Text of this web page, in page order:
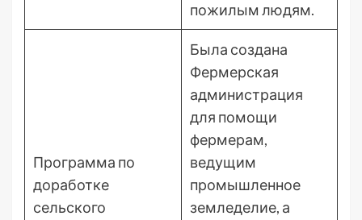
пожилым людям.
Программа по
доработке
сельского
Была создана
Фермерская
администрация
для помощи
фермерам,
ведущим
промышленное
земледелие, а